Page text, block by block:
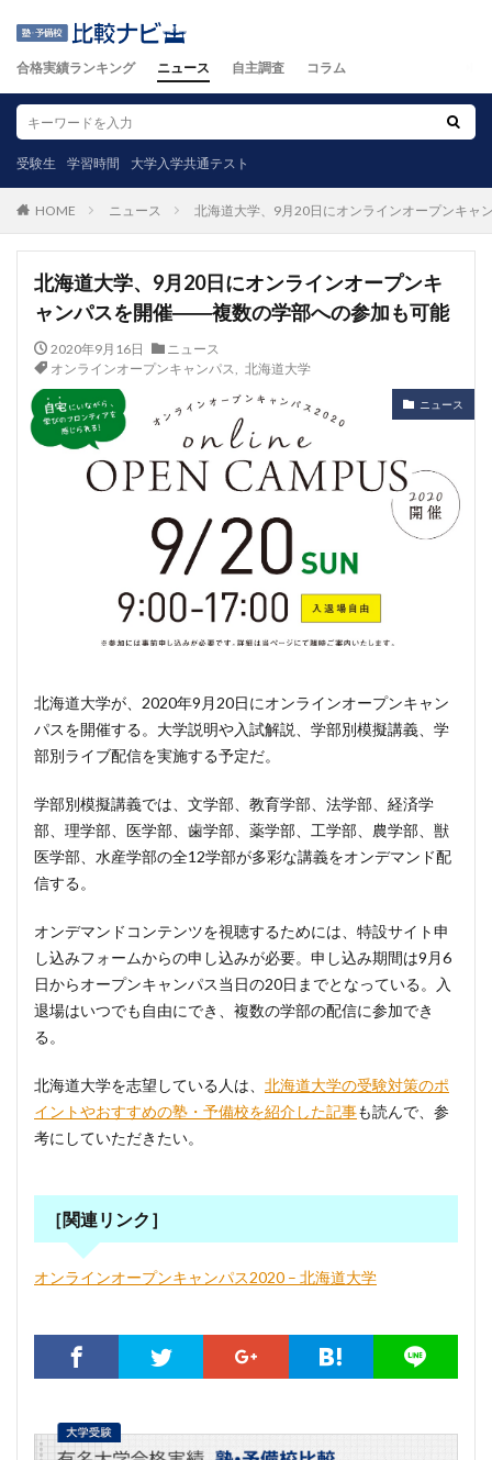
合格実績ランキング ニュース 自主調査 コラム
受験生 学習時間 大学入学共通テスト
HOME ニュース 北海道大学、9月20日にオンラインオープンキ
北海道大学、9月20日にオンラインオープンキ
ャンパスを開催――複数の学部への参加も可能
2020年9月16日
ニュース
オンラインオープンキャンパス
北海道大学
ニュース
北海道大学が、2020年9月20日にオンラインオープンキャン
パスを開催する。大学説明や入試解説、学部別模擬講義、学
部別ライブ配信を実施する予定だ。
学部別模擬講義では、文学部、教育学部、法学部、経済学
部、理学部、医学部、歯学部、薬学部、工学部、農学部、獣
医学部、水産学部の全12学部が多彩な講義をオンデマンド配
信する。
オンデマンドコンテンツを視聴するためには、特設サイト申
し込みフォームからの申し込みが必要。申し込み期間は9月6
日からオープンキャンパス当日の20日までとなっている。入
退場はいつでも自由にでき、複数の学部の配信に参加でき
る。
北海道大学を志望している人は、 北海道大学の受験対策のポ
イントやおすすめの塾・予備校を紹介した記事も読んで、参
考にしていただきたい。
［関連リンク］
オンラインオープンキャンパス2020 – 北海道大学